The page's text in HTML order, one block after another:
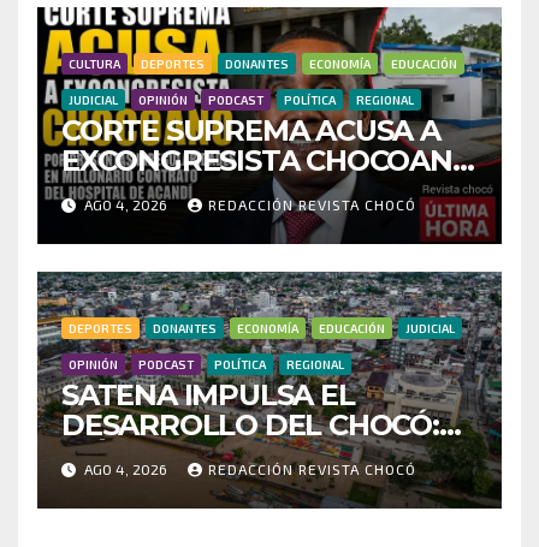
FRAUDE
CULTURA DEPORTES DONANTES ECONOMÍA EDUCACIÓN
JUDICIAL OPINIÓN PODCAST POLÍTICA REGIONAL
CORTE SUPREMA ACUSA A
EXCONGRESISTA CHOCOANO
POR PRESUNTAS
IRREGULARIDADES EN
MILLONARIO CONTRATO
DEL HOSPITAL DE ACANDÍ
AGO 4, 2026 REDACCIÓN REVISTA CHOCÓ
DEPORTES DONANTES ECONOMÍA EDUCACIÓN JUDICIAL
OPINIÓN PODCAST POLÍTICA REGIONAL
SATENA IMPULSA EL
DESARROLLO DEL CHOCÓ:
MÁS DE 35 MIL PASAJEROS
MOVILIZADOS Y NUEVAS
RUTAS FORTALECEN LA
AGO 4, 2026 REDACCIÓN REVISTA CHOCÓ